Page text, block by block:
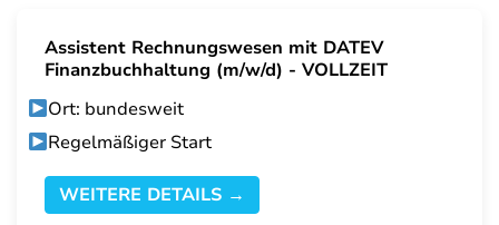
Assistent Rechnungswesen mit DATEV
Finanzbuchhaltung (m/w/d) - VOLLZEIT
Ort: bundesweit
Regelmäßiger Start
WEITERE DETAILS →